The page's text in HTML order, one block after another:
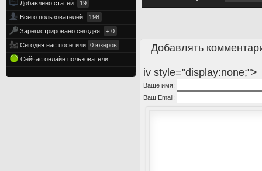
Добавлено статей:
19
Всего пользователей:
198
Зарегистрировано сегодня:
+ 0
Сегодня нас посетили 0 юзеров
Сейчас онлайн пользователи:
Добавлять
iv style="display:none;">
Ваше имя:
Ваш Email: